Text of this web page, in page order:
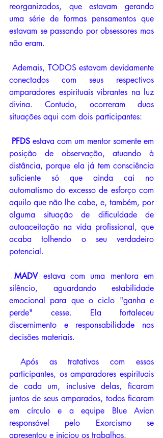
reorganizados, que estavam gerando
uma série de formas pensamentos que
estavam se passando por obsessores mas
não eram.
conectados com seus respectivos
amparadores espirituais vibrantes na luz
divina. Contudo, ocorreram duas
situações aqui com dois participantes:
PFDS estava com um mentor somente em
posição de observação, atuando à
distância, porque ela já tem consciência
suficiente só que ainda cai no
automatismo do excesso de esforço com
aquilo que não lhe cabe, e, também, por
alguma situação de dificuldade de
autoaceitação na vida profissional, que
acaba tolhendo o seu verdadeiro
potencial.
MADV estava com uma mentora em
silêncio, aguardando estabilidade
emocional para que o ciclo "ganha e
perde" cesse. Ela fortaleceu
discernimento e responsabilidade nas
decisões materiais.
participantes, os amparadores espirituais
de cada um, inclusive delas, ficaram
juntos de seus amparados, todos ficaram
em círculo e a equipe Blue Avian
responsável pelo Exorcismo se
apresentou e iniciou os trabalhos.